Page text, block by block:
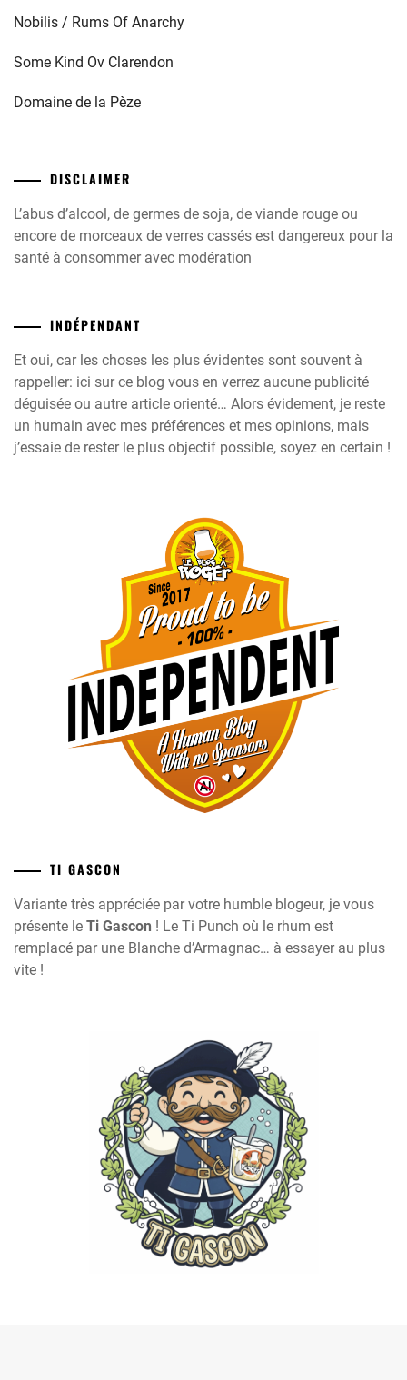
Nobilis / Rums Of Anarchy
Some Kind Ov Clarendon
Domaine de la Pèze
DISCLAIMER
L’abus d’alcool, de germes de soja, de viande rouge ou
encore de morceaux de verres cassés est dangereux pour la
santé à consommer avec modération
INDÉPENDANT
Et oui, car les choses les plus évidentes sont souvent à
rappeller: ici sur ce blog vous en verrez aucune publicité
déguisée ou autre article orienté… Alors évidement, je reste
un humain avec mes préférences et mes opinions, mais
j’essaie de rester le plus objectif possible, soyez en certain !
TI GASCON
Variante très appréciée par votre humble blogeur, je vous
présente le Ti Gascon ! Le Ti Punch où le rhum est
remplacé par une Blanche d’Armagnac… à essayer au plus
vite !